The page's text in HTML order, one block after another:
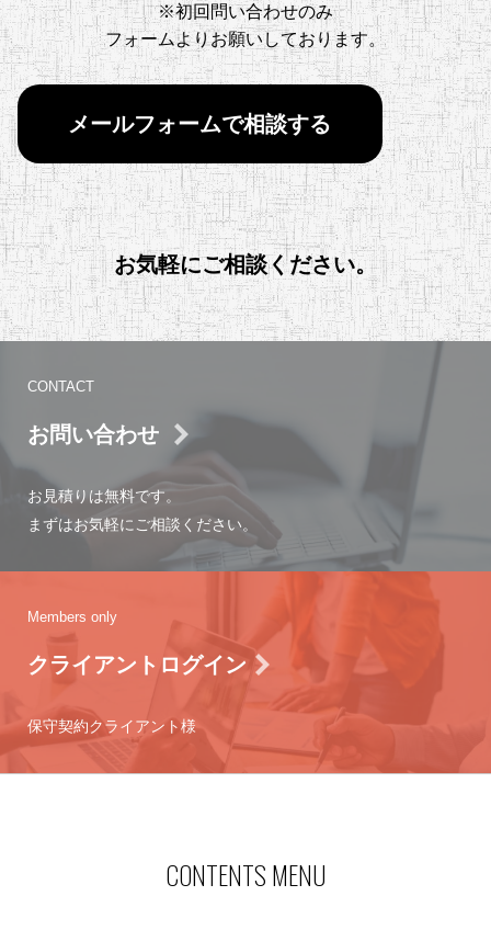
※初回問い合わせのみ
フォームよりお願いしております。
メールフォームで相談する
お気軽にご相談ください。
CONTACT
お問い合わせ
お見積りは無料です。
まずはお気軽にご相談ください。
Members only
クライアントログイン
保守契約クライアント様
CONTENTS MENU